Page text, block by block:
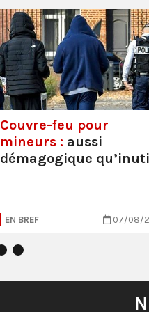
Couvre-feu pour
mineurs : aussi
démagogique
EN BREF 07/08/